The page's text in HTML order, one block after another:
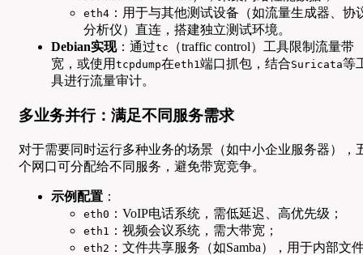
eth4 ：用于与其他测试设备（如流量生成器、协
分析仪）直连，搭建独立测试环境。
Debian实现：通过tc
（traffic control）工具限制流量带
宽，或使用 tcpdump在eth1端口抓包，结合Suricata等
具进行流量审计。
多业务并行：满足不同服务需求
对于需要同时运行多种业务的场景（如中小企业服务器），
个网口可分配给不同服务，避免带宽竞争。
示例配置 ：
eth0 ：VoIP电话系统，需低延迟、高优先级；
eth1 ：视频会议系统，需大带宽；
eth2 ：文件共享服务（如Samba），用于内部文